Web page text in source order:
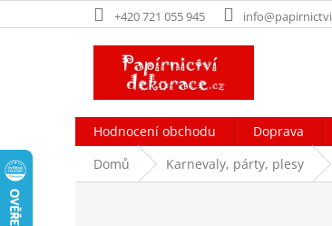
na
+420 721 055 945
Hodnocení obchodu Doprava
Domů
Karnevaly, párty, plesy